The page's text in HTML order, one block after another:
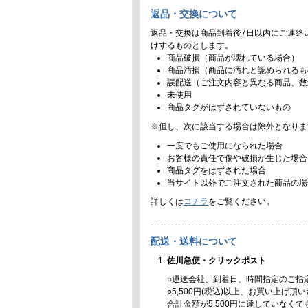
返品・交換について
返品・交換は商品到着後7日以内にご連
けするものとします。
商品破損（商品が壊れている場合）
商品汚損（商品に汚れと認められる
誤配送（ご注文内容と異なる商品、
未使用
商品タグがはずされていないもの
※但し、次に該当する場合は除外となり
一度でもご使用になられた場合
お客様の責任で傷や破損が生じた場合
商品タグをはずされた場合
当サイト以外でご注文された商品の
詳しくはコチラ をご覧ください。
配送・送料について
佐川急便・クリックポスト
○運送会社、到着日、時間指定のご指
○5,500円(税込)以上、お買い上げ頂
合計金額が5,500円に達していなく